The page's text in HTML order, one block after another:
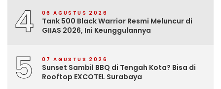
4 06 AGUSTUS 2026
Tank 500 Black Warrior Resmi Meluncur di
GIIAS 2026, Ini Keunggulannya
5 07 AGUSTUS 2026
Sunset Sambil BBQ di Tengah Kota? Bisa di
Rooftop EXCOTEL Surabaya